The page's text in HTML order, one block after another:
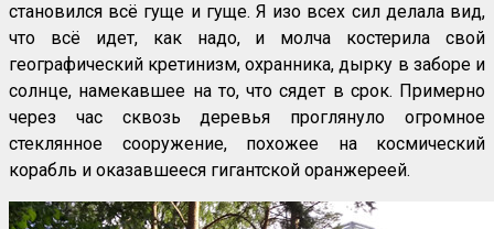
становился всё гуще и гуще. Я изо всех сил делала вид,
что всё идет, как надо, и молча костерила свой
географический кретинизм, охранника, дырку в заборе и
солнце, намекавшее на то, что сядет в срок. Примерно
через час сквозь деревья проглянуло огромное
стеклянное сооружение, похожее на космический
корабль и оказавшееся гигантской оранжереей.